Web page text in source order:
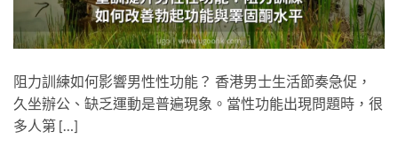
阻力訓練如何影響男性性功能？ 香港男士生活節奏急促，
久坐辦公、缺乏運動是普遍現象。當性功能出現問題時，很
多人第 […]